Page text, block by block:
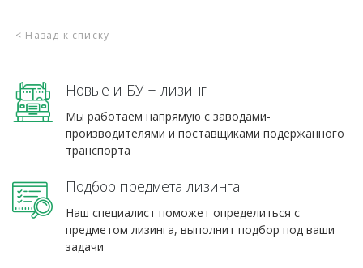
< Назад к списку
Новые и БУ + лизинг
Мы работаем напрямую с заводами-
производителями и поставщиками подержанного
транспорта
Подбор предмета лизинга
Наш специалист поможет определиться с
предметом лизинга, выполнит подбор под ваши
задачи